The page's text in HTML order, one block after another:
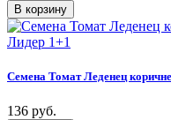
Семена Томат Леденец
136 руб.